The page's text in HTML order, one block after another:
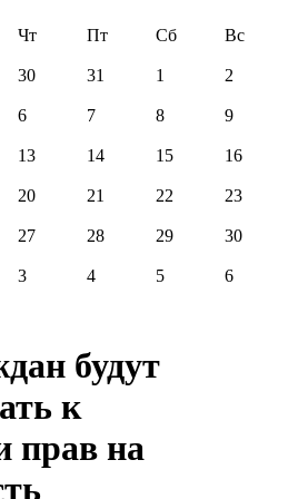
Чт Пт Сб Вс
30 31 1 2
6 7 8 9
13 14 15 16
20 21 22 23
27 28 29 30
3 4 5
6
будут
к
прав на